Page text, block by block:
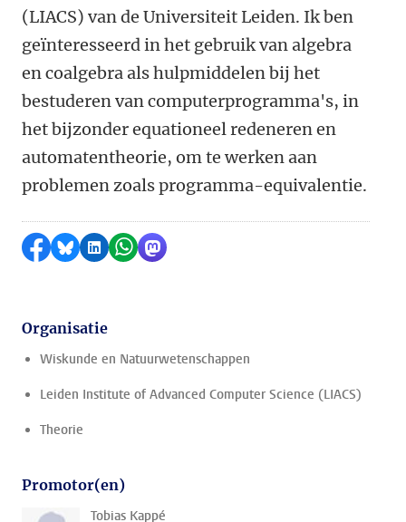
(LIACS) van de Universiteit Leiden. Ik ben
geïnteresseerd in het gebruik van algebra
en coalgebra als hulpmiddelen bij het
bestuderen van computerprogramma's, in
het bijzonder equationeel redeneren en
automatentheorie, om te werken aan
problemen zoals programma-equivalentie.
Delen op Facebook
Delen via Bluesky
Delen op LinkedIn
Delen via WhatsApp
Delen via Mastodon
Organisatie
Wiskunde en Natuurwetenschappen
Leiden Institute of Advanced Computer Science (LIACS)
Theorie
Promotor(en)
Tobias Kappé